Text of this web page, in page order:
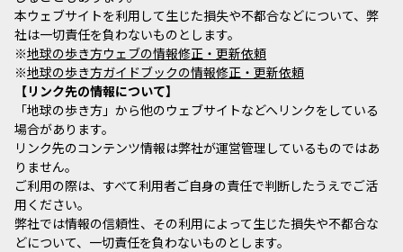
本ウェブサイトを利用して生じた損失や不都合などについて、弊
社は一切責任を負わないものとします。
※地球の歩き方ウェブの情報修正・更新依頼
※地球の歩き方ガイドブックの情報修正・更新依頼
リンク先の情報について
「地球の歩き方」から他のウェブサイトなどへリンクをしている
場合があります。
リンク先のコンテンツ情報は弊社が運営管理しているものではあ
りません。
ご利用の際は、すべて利用者ご自身の責任で判断したうえでご活
用ください。
弊社では情報の信頼性、その利用によって生じた損失や不都合な
どについて、一切責任を負わないものとします。